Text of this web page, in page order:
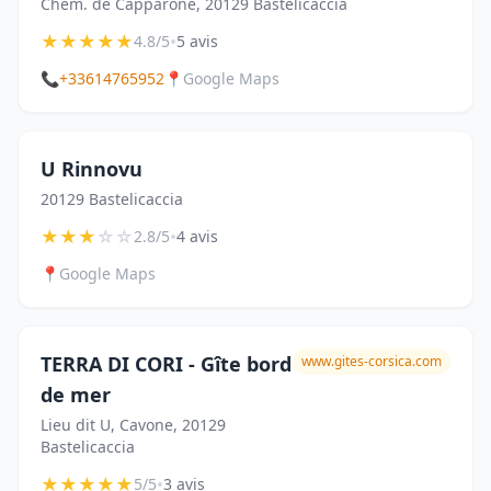
★★★★★4.8/5•5 avis
📞+33614765952 📍 Google Maps
U Rinnovu
20129 Bastelicaccia
★★★☆☆2.8/5•4 avis
📍 Google Maps
TERRA DI CORI - Gîte bord
de mer
Lieu dit U, Cavone, 20129
Bastelicaccia
www.gites-corsica.com
★★★★★5/5•3 avis